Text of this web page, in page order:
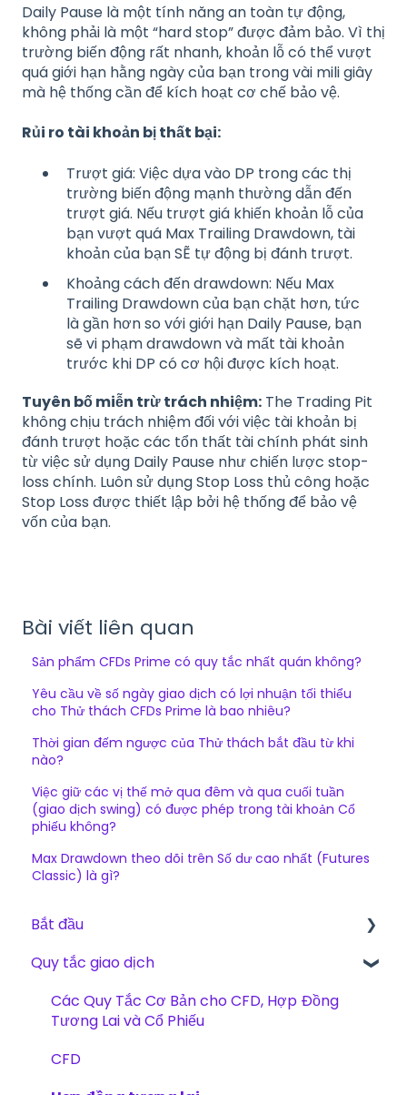
Daily Pause là một tính năng an toàn tự động,
không phải là một “hard stop” được đảm bảo. Vì thị
trường biến động rất nhanh, khoản lỗ có thể vượt
quá giới hạn hằng ngày của bạn trong vài mili giây
mà hệ thống cần để kích hoạt cơ chế bảo vệ.
Rủi ro tài khoản bị thất bại:
Trượt giá: Việc dựa vào DP trong các thị
trường biến động mạnh thường dẫn đến
trượt giá. Nếu trượt giá khiến khoản lỗ của
bạn vượt quá Max Trailing Drawdown, tài
khoản của bạn SẼ tự động bị đánh trượt.
Khoảng cách đến drawdown: Nếu Max
Trailing Drawdown của bạn chặt hơn, tức
là gần hơn so với giới hạn Daily Pause, bạn
sẽ vi phạm drawdown và mất tài khoản
trước khi DP có cơ hội được kích hoạt.
Tuyên bố miễn trừ trách nhiệm: The Trading Pit
không chịu trách nhiệm đối với việc tài khoản bị
đánh trượt hoặc các tổn thất tài chính phát sinh
từ việc sử dụng Daily Pause như chiến lược stop-
loss chính. Luôn sử dụng Stop Loss thủ công hoặc
Stop Loss được thiết lập bởi hệ thống để bảo vệ
vốn của bạn.
Bài viết liên quan
Sản phẩm CFDs Prime có quy tắc nhất quán không?
Yêu cầu về số ngày giao dịch có lợi nhuận tối thiểu
cho Thử thách CFDs Prime là bao nhiêu?
Thời gian đếm ngược của Thử thách bắt đầu từ khi
nào?
Việc giữ các vị thế mở qua đêm và qua cuối tuần
(giao dịch swing) có được phép trong tài khoản Cổ
phiếu không?
Max Drawdown theo dõi trên Số dư cao nhất (Futures
Classic) là gì?
Bắt đầu
Bắt đầu
The Trading Pit – Chúng tôi là ai
Quy tắc giao dịch
Các Quy Tắc Cơ Bản cho CFD, Hợp Đồng
Tương Lai và Cổ Phiếu
CFD